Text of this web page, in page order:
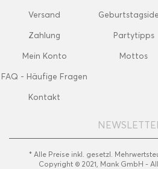
Versand
Zahlung
Mein Konto
FAQ - Häufige Fragen
Kontakt
Partytipps
Mottos
* Alle Preise inkl. gesetzl.
Copyright © 2021, Mank GmbH -